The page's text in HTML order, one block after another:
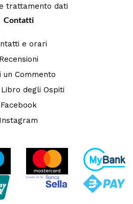
trattamento dati
Contatti
e orari
Recensioni
un Commento
degli Ospiti
Facebook
Instagram